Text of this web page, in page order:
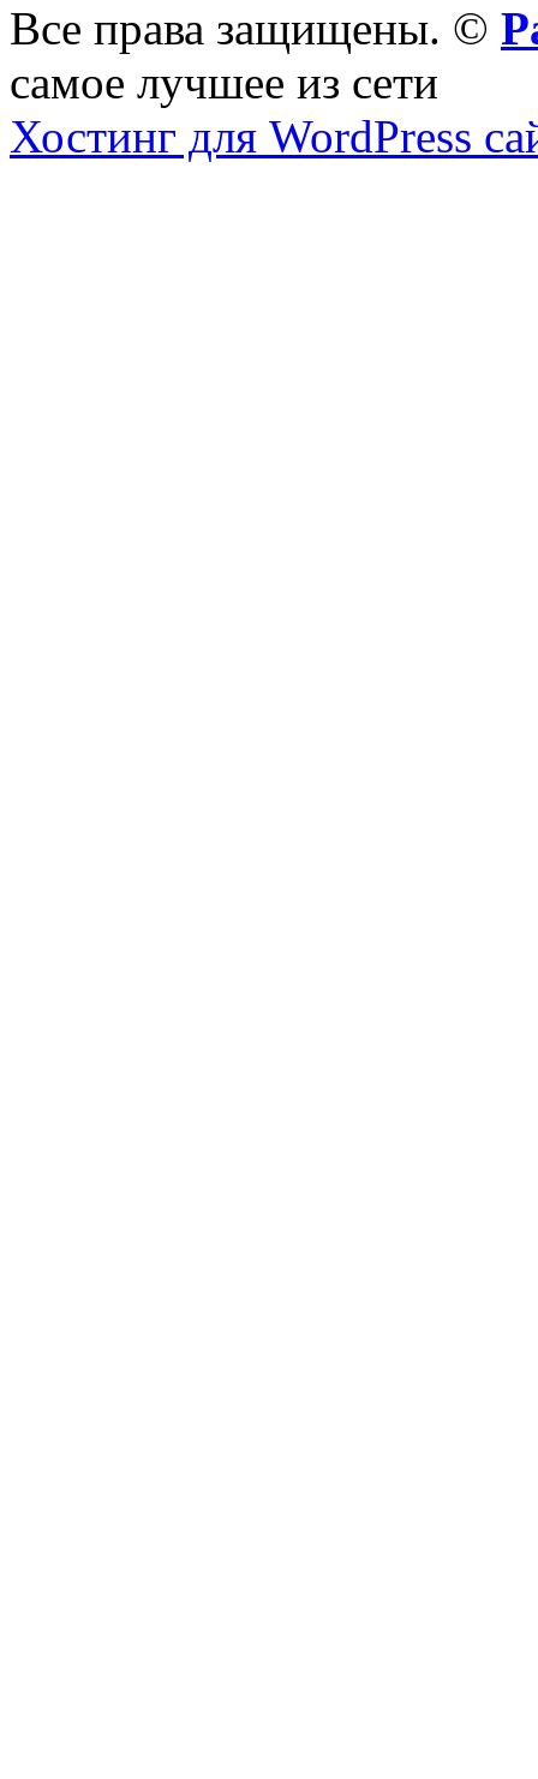
Все права защищены. ©
самое лучшее из сети
Хостинг для WordPress